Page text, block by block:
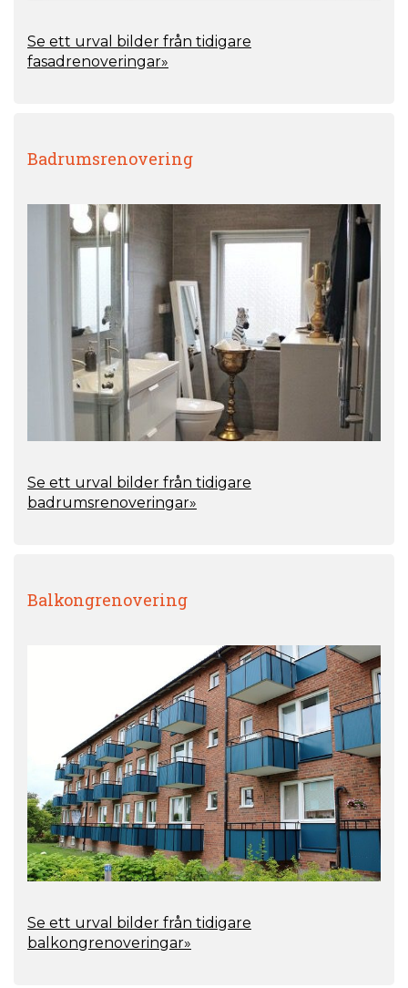
Se ett urval bilder från tidigare
fasadrenoveringar»
Badrumsrenovering
Se ett urval bilder från tidigare
badrumsrenoveringar»
Balkongrenovering
Se ett urval bilder från tidigare
balkongrenoveringar»